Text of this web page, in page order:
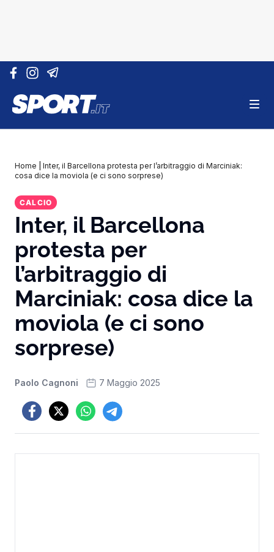
Vai al contenuto
Home
Inter, il Barcellona protesta per l’arbitraggio di Marciniak:
cosa dice la moviola (e ci sono sorprese)
CALCIO
Inter, il Barcellona
protesta per
l’arbitraggio di
Marciniak: cosa dice la
moviola (e ci sono
sorprese)
Paolo Cagnoni 7 Maggio 2025